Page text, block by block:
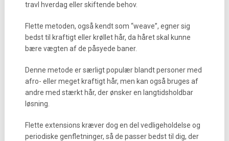
travl hverdag eller skiftende behov.
Flette metoden, også kendt som “weave”, egner sig
bedst til kraftigt eller krøllet hår, da håret skal kunne
bære vægten af de påsyede baner.
Denne metode er særligt populær blandt personer med
afro- eller meget kraftigt hår, men kan også bruges af
andre med stærkt hår, der ønsker en langtidsholdbar
løsning.
Flette extensions kræver dog en del vedligeholdelse og
periodiske genfletninger, så de passer bedst til dig, der